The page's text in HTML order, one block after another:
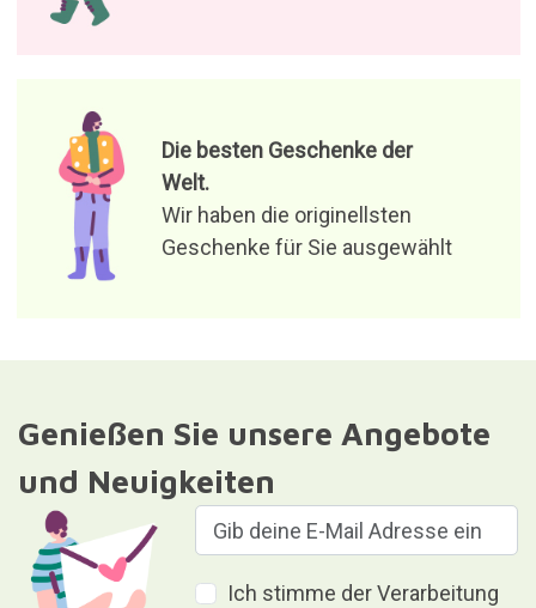
Die besten Geschenke der
Welt.
Wir haben die originellsten
Geschenke für Sie ausgewählt
Genießen Sie unsere Angebote
und Neuigkeiten
Ich stimme der Verarbeitung